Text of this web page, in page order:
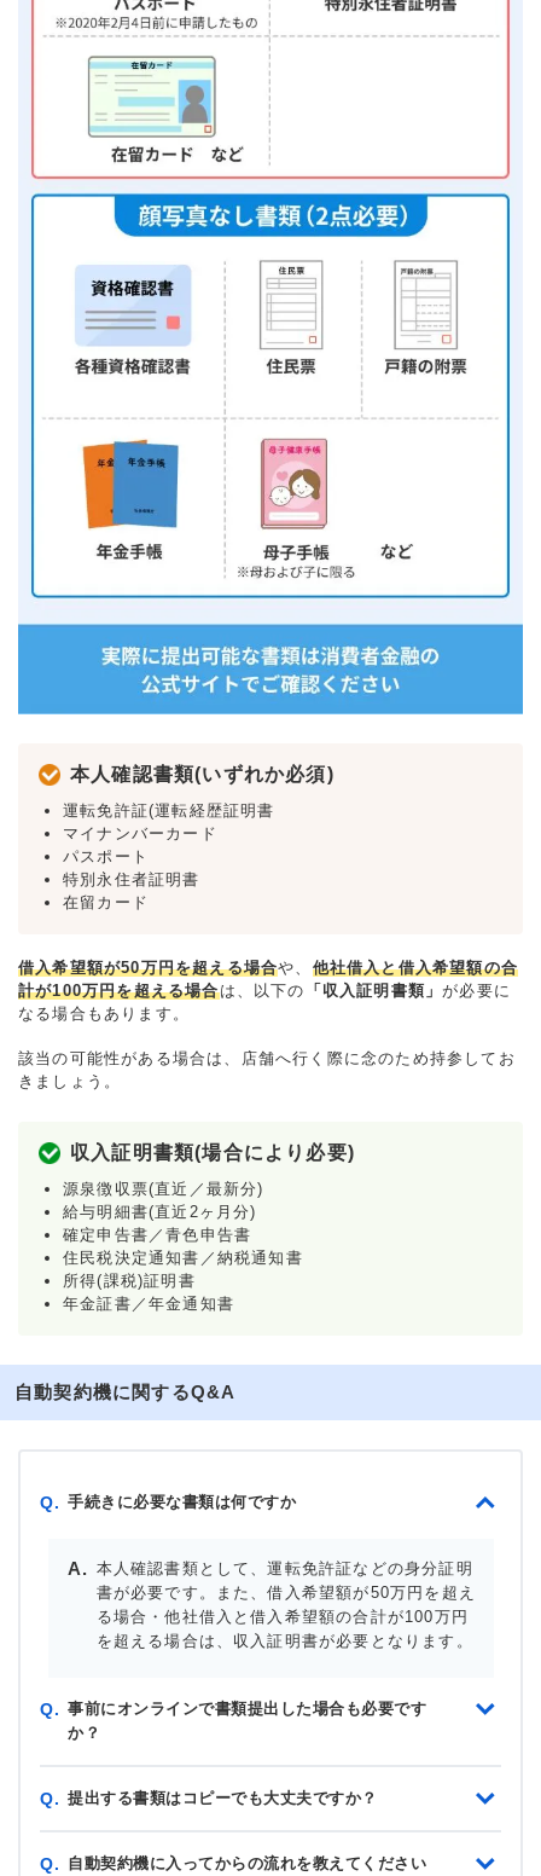
本人確認書類(いずれか必須)
運転免許証(運転経歴証明書
マイナンバーカード
パスポート
特別永住者証明書
在留カード
借入希望額が50万円を超える場合や、 他社借入と借入希望額の合
計が100万円を超える場合は、以下の 「収入証明書類」が必要に
なる場合もあります。
該当の可能性がある場合は、店舗へ行く際に念のため持参してお
きましょう。
収入証明書類(場合により必要)
源泉徴収票(直近／最新分)
給与明細書(直近2ヶ月分)
確定申告書／青色申告書
住民税決定通知書／納税通知書
所得(課税)証明書
年金証書／年金通知書
自動契約機に関するQ&A
Q. 手続きに必要な書類は何ですか
本人確認書類として、運転免許証などの身分証明
書が必要です。また、借入希望額が50万円を超え
る場合・他社借入と借入希望額の合計が100万円
を超える場合は、収入証明書が必要となります。
Q. 事前にオンラインで書類提出した場合も必要です
か？
Q. 提出する書類はコピーでも大丈夫ですか？
Q. 自動契約機に入ってからの流れを教えてください